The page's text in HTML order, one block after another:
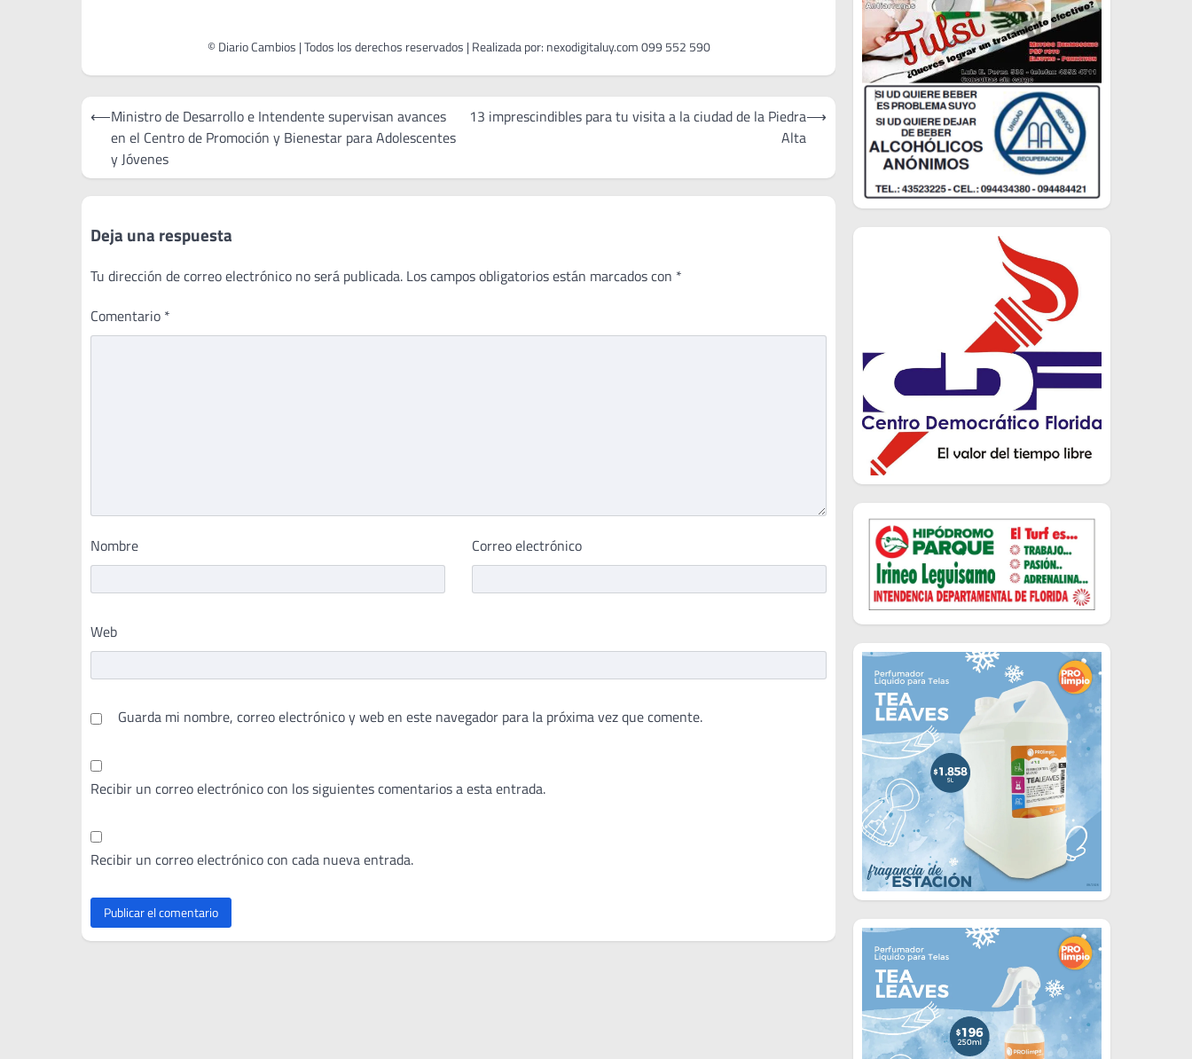
Navegación
entradas
⟵Ministro de Desarrollo e Intendente supervisan avances
en el Centro de Promoción y Bienestar para Adolescentes
y Jóvenes
13 imprescindibles para tu visita a la ciudad de la Piedra
Alta
⟶
Deja una respuesta
Tu dirección de correo electrónico no será publicada. Los campos obligatorios están marcados con *
Comentario *
Nombre Correo electrónico
Web
Guarda mi nombre, correo electrónico y web en este navegador para la próxima vez que comente.
Recibir un correo electrónico con los siguientes comentarios a esta entrada.
Recibir un correo electrónico con cada nueva entrada.